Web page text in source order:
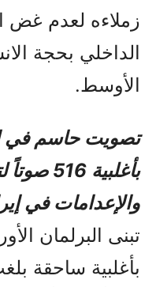
زملاءه لعدم
الداخلي بحجة
الأوسط.
تصويت حاسم في
بأغلبية
والإعدامات في
تبنى البرلمان